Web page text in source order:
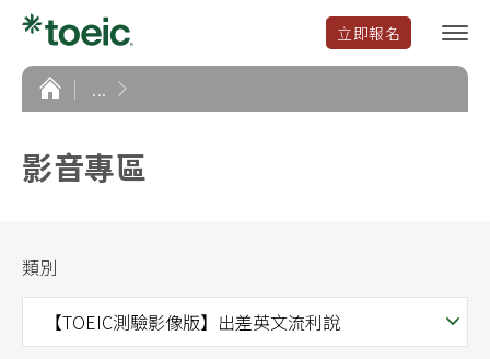
立即報名
選
單
首
頁
...
影音專區
類別